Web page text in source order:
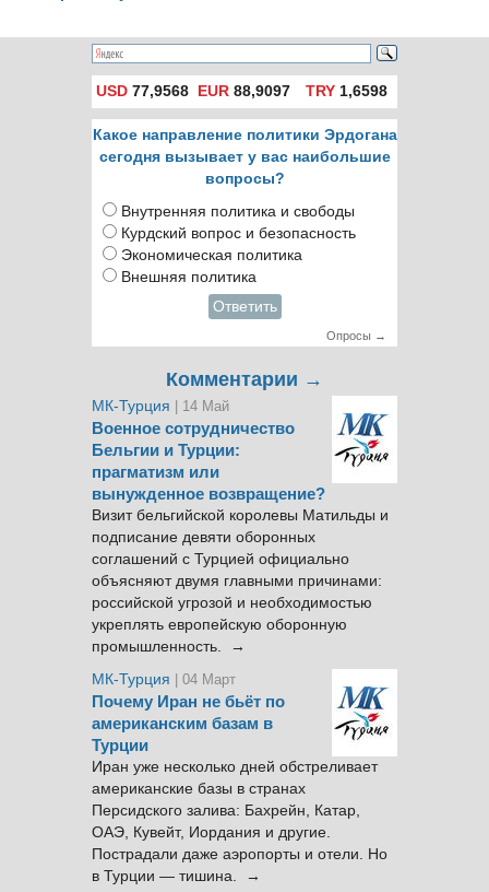
оскорбление
Эрдогана в
соцсетях
USD 77,9568 EUR 88,9097 TRY1,6598
Какое направление политики Эрдогана
сегодня вызывает у вас наибольшие
вопросы?
Внутренняя политика и свободы
Курдский вопрос и безопасность
Экономическая политика
Внешняя политика
Ответить
Опросы →
Комментарии →
МК-Турция | 14 Май
Военное сотрудничество
Бельгии и Турции:
прагматизм или
вынужденное возвращение?
Визит бельгийской королевы Матильды и
подписание девяти оборонных
соглашений с Турцией официально
объясняют двумя главными причинами:
российской угрозой и необходимостью
укреплять европейскую оборонную
промышленность. →
МК-Турция
| 04 Март
Почему Иран не бьёт по
американским базам в
Турции
Иран уже несколько дней обстреливает
американские базы в странах
Персидского залива: Бахрейн, Катар,
ОАЭ, Кувейт, Иордания и другие.
Пострадали даже аэропорты и отели. Но
в Турции — тишина. →